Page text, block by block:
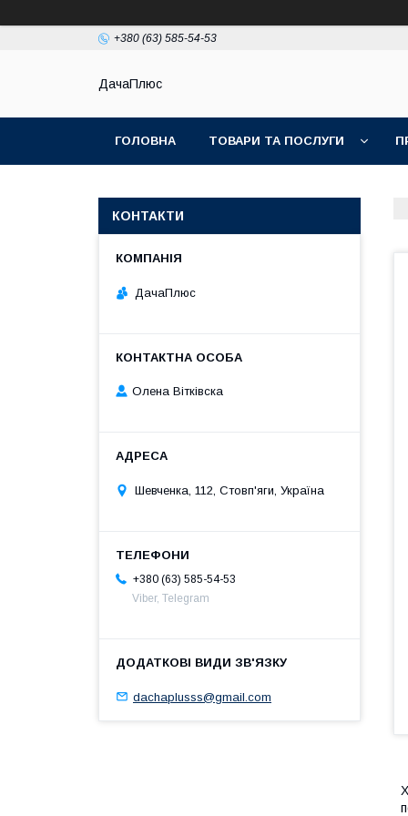
+380 (63) 585-54-53
ДачаПлюс
ГОЛОВНА ТОВАРИ ТА ПОСЛУГИ
КОНТАКТИ
ДачаПлюс
Олена Вітківска
Шевченка, 112, Стовп'яги, Україна
+380 (63) 585-54-53
Viber, Telegram
dachaplusss@gmail.com